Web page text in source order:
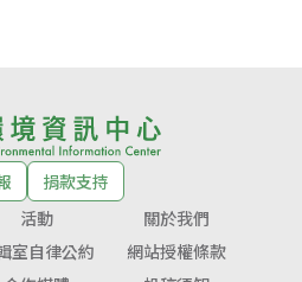
捐款支持
活動
關於我們
室自律公約
網站授權條款